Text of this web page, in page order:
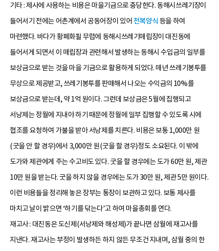
기타 : 제사에 사용하는 비용은 마을기금으로 충당한다. 동해시쓰레기장이
들어서기 전에는 어촌계에서 공동어장이 있어 전복양식 등을 하여
마련했다. 바다가 황폐화될 무렵에 동해시쓰레기매립장이 대진동에
들어서게 되면서 이 매립장과 관련해서 발생하는 동해시 수입금의 일부를
보상금으로 받는 것을 마을 기금으로 활용하게 되었다. 매년 쓰레기봉투를
무상으로 제공받고, 쓰레기봉투를 판매해서 나오는 수익금의 10%를
보상금으로 받는데, 약 1억 원이다. 그런데 보상금은 5월에 집행되고
서낭제는 정월에 지내야 하기 때문에 정월에 일부 집행할 수 있도록 시에
협조를 요청하여 가불을 받아 서낭제를 치른다. 비용은 보통 1,000만 원
(굿을 안 할 경우)에서 3,000만 원(굿을 할 경우)정도 소요된다. 이 밖에
도가와 제관에게 주는 수고비도 있다. 굿을 할 경우에는 도가 60만 원, 제관
10만 원을 받는다. 굿을 하지 않을 경우에는 도가 30만 원, 제관 5만 원이다.
이런 비용들을 정리해 놓은 장부는 통장이 보관하고 있다. 보통 제사를
마치고 날이 밝으면 ‘하기를 닦는다’고 하여 마을총회를 연다.
재고사 : 대진동은 도신제(서낭제와 해성제)가 끝나면 삼월에 재고사를
지낸다. 재고사는 부정이 발생하든 하지 않든 무조건 지내며, 삼월 중의 한